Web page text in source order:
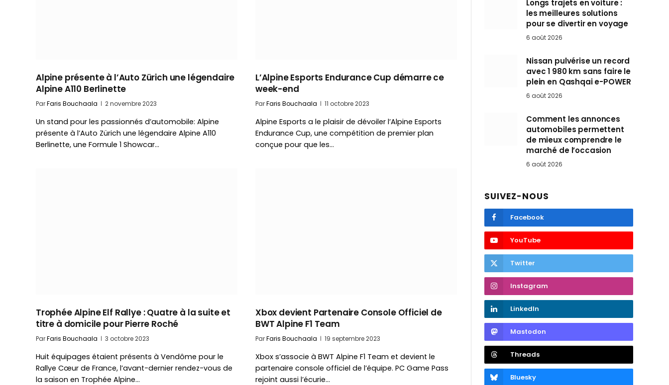
Alpine présente à l’Auto Zürich une légendaire
Alpine A110 Berlinette
ParFaris Bouchaala 2 novembre 2023
Un stand pour les passionnés d’automobile: Alpine
présente à l’Auto Zürich une légendaire Alpine A110
Berlinette, une Formule 1 Showcar…
L’Alpine Esports Endurance Cup démarre ce
week-end
ParFaris Bouchaala 11 octobre 2023
Alpine Esports a le plaisir de dévoiler l’Alpine Esports
Endurance Cup, une compétition de premier plan
conçue pour que les…
Trophée Alpine Elf Rallye : Quatre à la suite et
titre à domicile pour Pierre Roché
ParFaris Bouchaala 3 octobre 2023
Huit équipages étaient présents à Vendôme pour le
Rallye Cœur de France, l’avant-dernier rendez-vous de
la saison en Trophée Alpine…
Xbox devient Partenaire Console Officiel de
BWT Alpine F1 Team
ParFaris Bouchaala 19 septembre 2023
Xbox s’associe à BWT Alpine F1 Team et devient le
partenaire console officiel de l’équipe. PC Game Pass
rejoint aussi l’écurie…
Longs trajets en voiture :
les meilleures solutions
pour se divertir en voyage
6 août 2026
Nissan pulvérise un record
avec 1 980 km sans faire le
plein en Qashqai e-POWER
6 août 2026
Comment les annonces
automobiles permettent
de mieux comprendre le
marché de l’occasion
6 août 2026
SUIVEZ-NOUS
Facebook
YouTube
Twitter
Instagram
LinkedIn
Mastodon
Threads
Bluesky